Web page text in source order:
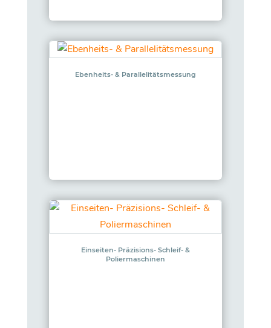
Ebenheits- & Parallelitätsmessung
Einseiten- Präzisions- Schleif- &
Poliermaschinen